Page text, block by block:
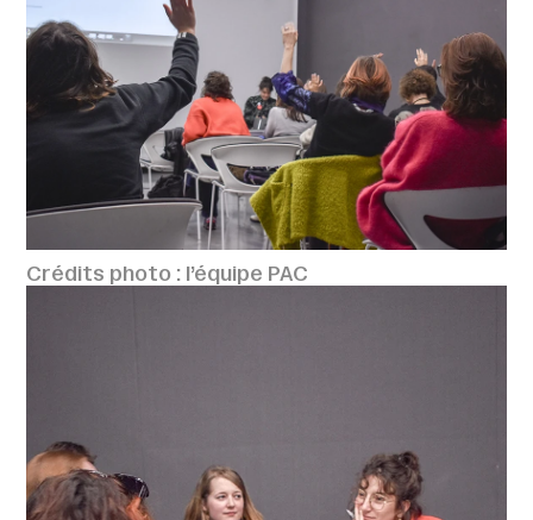
Crédits photo : l’équipe PAC